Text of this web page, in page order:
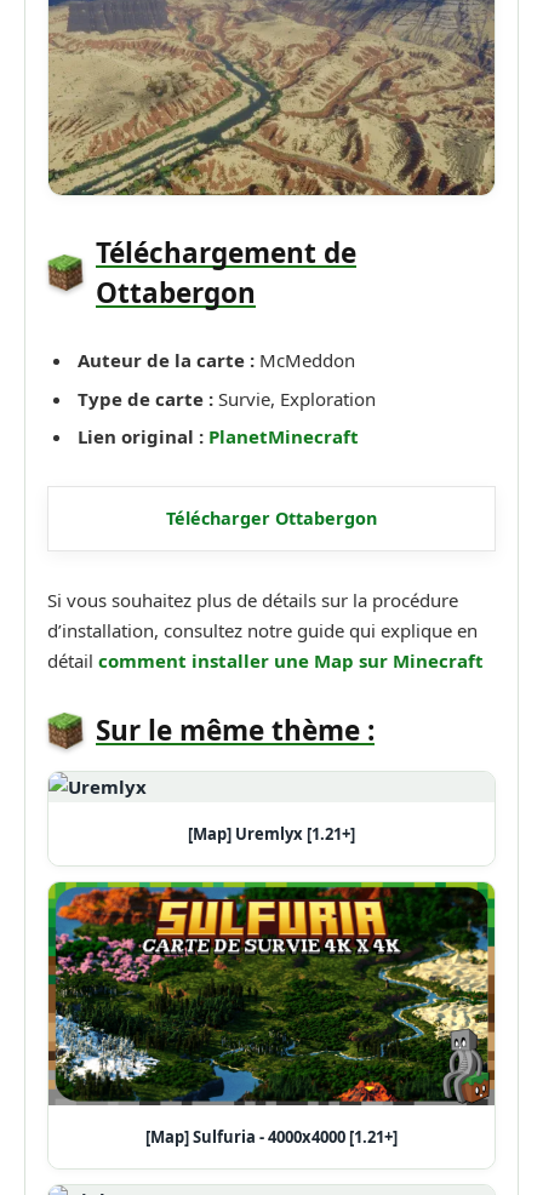
Téléchargement de
Ottabergon
Auteur de la carte : McMeddon
Type de carte : Survie, Exploration
Lien original : PlanetMinecraft
Télécharger Ottabergon
Si vous souhaitez plus de détails sur la procédure
d’installation, consultez notre guide qui explique en
détail comment installer une Map sur Minecraft
Sur le même thème :
[Map] Uremlyx [1.21+]
[Map] Sulfuria - 4000x4000 [1.21+]